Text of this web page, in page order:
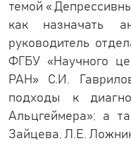
темой «
как назначать
руководитель
ФГБУ «Научного
РАН» С.И.
подходы к
Альцгеймера»; а
Зайцева, Л.Е.